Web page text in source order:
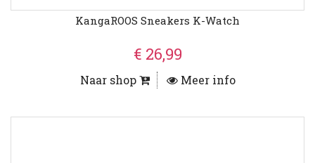
KangaROOS Sneakers K-Watch
€ 26,99
Naar shop Meer info